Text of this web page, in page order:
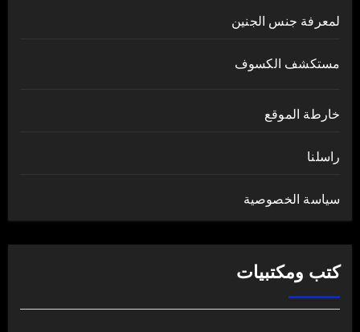
لمعرفة جنس الجنين
مستكشف الكسوف
خارطة الموقع
راسلنا
سياسة الخصوصية
كتب ومكتبيات